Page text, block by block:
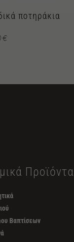
ποτηράκια
€
Προϊόντα
Βαπτίσεων